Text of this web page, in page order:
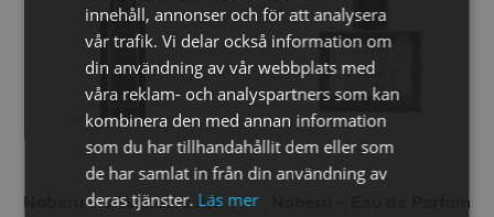
Noberu – 9 Wonders All-
Noberu – Eau de Parfum
JRL - FreshFade 2020C, Gold
11% Rabatt
Permanentspole 13 mm x 91
innehåll, annonser och för att analysera
vår trafik. Vi delar också information om
din användning av vår webbplats med
våra reklam- och analyspartners som kan
kombinera den med annan information
som du har tillhandahållit dem eller som
de har samlat in från din användning av
deras tjänster. Läs mer